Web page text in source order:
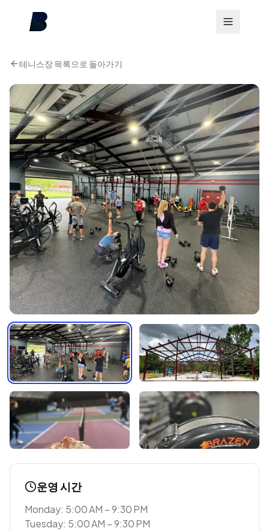
테니스장 목록으로 돌아가기
운영 시간
Monday: 5:00 AM – 9:30 PM
Tuesday: 5:00 AM – 9:30 PM